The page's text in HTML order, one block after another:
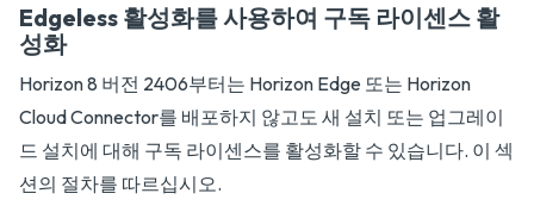
Edgeless 활성화를 사용하여 구독 라이센스 활
성화
Horizon 8 버전 2406부터는 Horizon Edge 또는 Horizon
Cloud Connector를 배포하지 않고도 새 설치 또는 업그레이
드 설치에 대해 구독 라이센스를 활성화할 수 있습니다. 이 섹
션의 절차를 따르십시오.